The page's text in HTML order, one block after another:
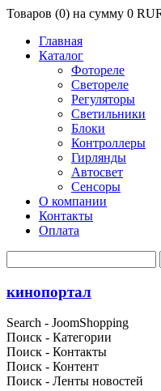
Товаров (0) на сумму 0
Главная
Каталог
Фотореле
Светореле
Регуляторы
Светильники
Блоки
Контроллеры
Гирлянды
Автосвет
Сенсоры
О компании
Контакты
Оплата
кинопортал
Search - JoomShopping
Поиск - Категории
Поиск - Контакты
Поиск - Контент
Поиск - Ленты новостей